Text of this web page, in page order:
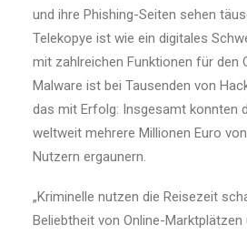
und ihre Phishing-Seiten sehen
Telekopye ist wie ein digitales
mit zahlreichen Funktionen für den
Malware ist bei Tausenden von
das mit Erfolg: Insgesamt konnten
weltweit mehrere Millionen Euro
Nutzern ergaunern.
„Kriminelle nutzen die Reisezeit
Beliebtheit von Online-Marktplätzen